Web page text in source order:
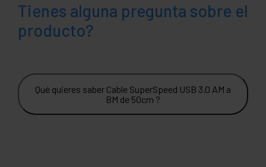
Tienes alguna pregunta sobre el
producto?
Qué quieres saber Cable SuperSpeed USB 3.0 AM a
BM de 50cm ?